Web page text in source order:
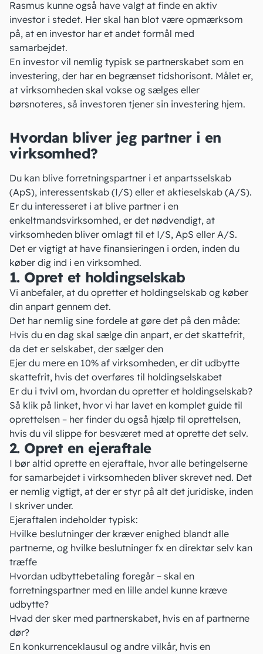
Rasmus kunne også have valgt at finde en aktiv
investor i stedet. Her skal han blot være opmærksom
på, at en investor har et andet formål med
samarbejdet.
En investor vil nemlig typisk se partnerskabet som en
investering, der har en begrænset tidshorisont. Målet er,
at virksomheden skal vokse og sælges eller
børsnoteres, så investoren tjener sin investering hjem.
Hvordan bliver jeg partner i en
virksomhed?
Du kan blive forretningspartner i et anpartsselskab
(ApS), interessentskab (I/S) eller et aktieselskab (A/S).
Er du interesseret i at blive partner i en
enkeltmandsvirksomhed, er det nødvendigt, at
virksomheden bliver omlagt til et I/S, ApS eller A/S.
Det er vigtigt at have finansieringen i orden, inden du
køber dig ind i en virksomhed.
1. Opret et holdingselskab
Vi anbefaler, at du opretter et holdingselskab og køber
din anpart gennem det.
Det har nemlig sine fordele at gøre det på den måde:
Hvis du en dag skal sælge din anpart, er det skattefrit,
da det er selskabet, der sælger den
Ejer du mere en 10% af virksomheden, er dit udbytte
skattefrit, hvis det overføres til holdingselskabet
Er du i tvivl om, hvordan du opretter et holdingselskab?
Så klik på linket, hvor vi har lavet en komplet guide til
oprettelsen – her finder du også hjælp til oprettelsen,
hvis du vil slippe for besværet med at oprette det selv.
2. Opret en ejeraftale
I bør altid oprette en ejeraftale, hvor alle betingelserne
for samarbejdet i virksomheden bliver skrevet ned. Det
er nemlig vigtigt, at der er styr på alt det juridiske, inden
I skriver under.
Ejeraftalen indeholder typisk:
Hvilke beslutninger der kræver enighed blandt alle
partnerne, og hvilke beslutninger fx en direktør selv kan
træffe
Hvordan udbyttebetaling foregår – skal en
forretningspartner med en lille andel kunne kræve
udbytte?
Hvad der sker med partnerskabet, hvis en af partnerne
dør?
En konkurrenceklausul og andre vilkår, hvis en